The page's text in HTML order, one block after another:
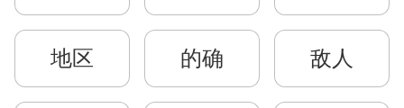
地区 的确 敌人